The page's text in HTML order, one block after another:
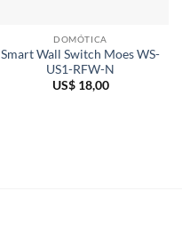
DOMÓTICA
Smart Wall Switch Moes WS-
US1-RFW-N
US$18,00